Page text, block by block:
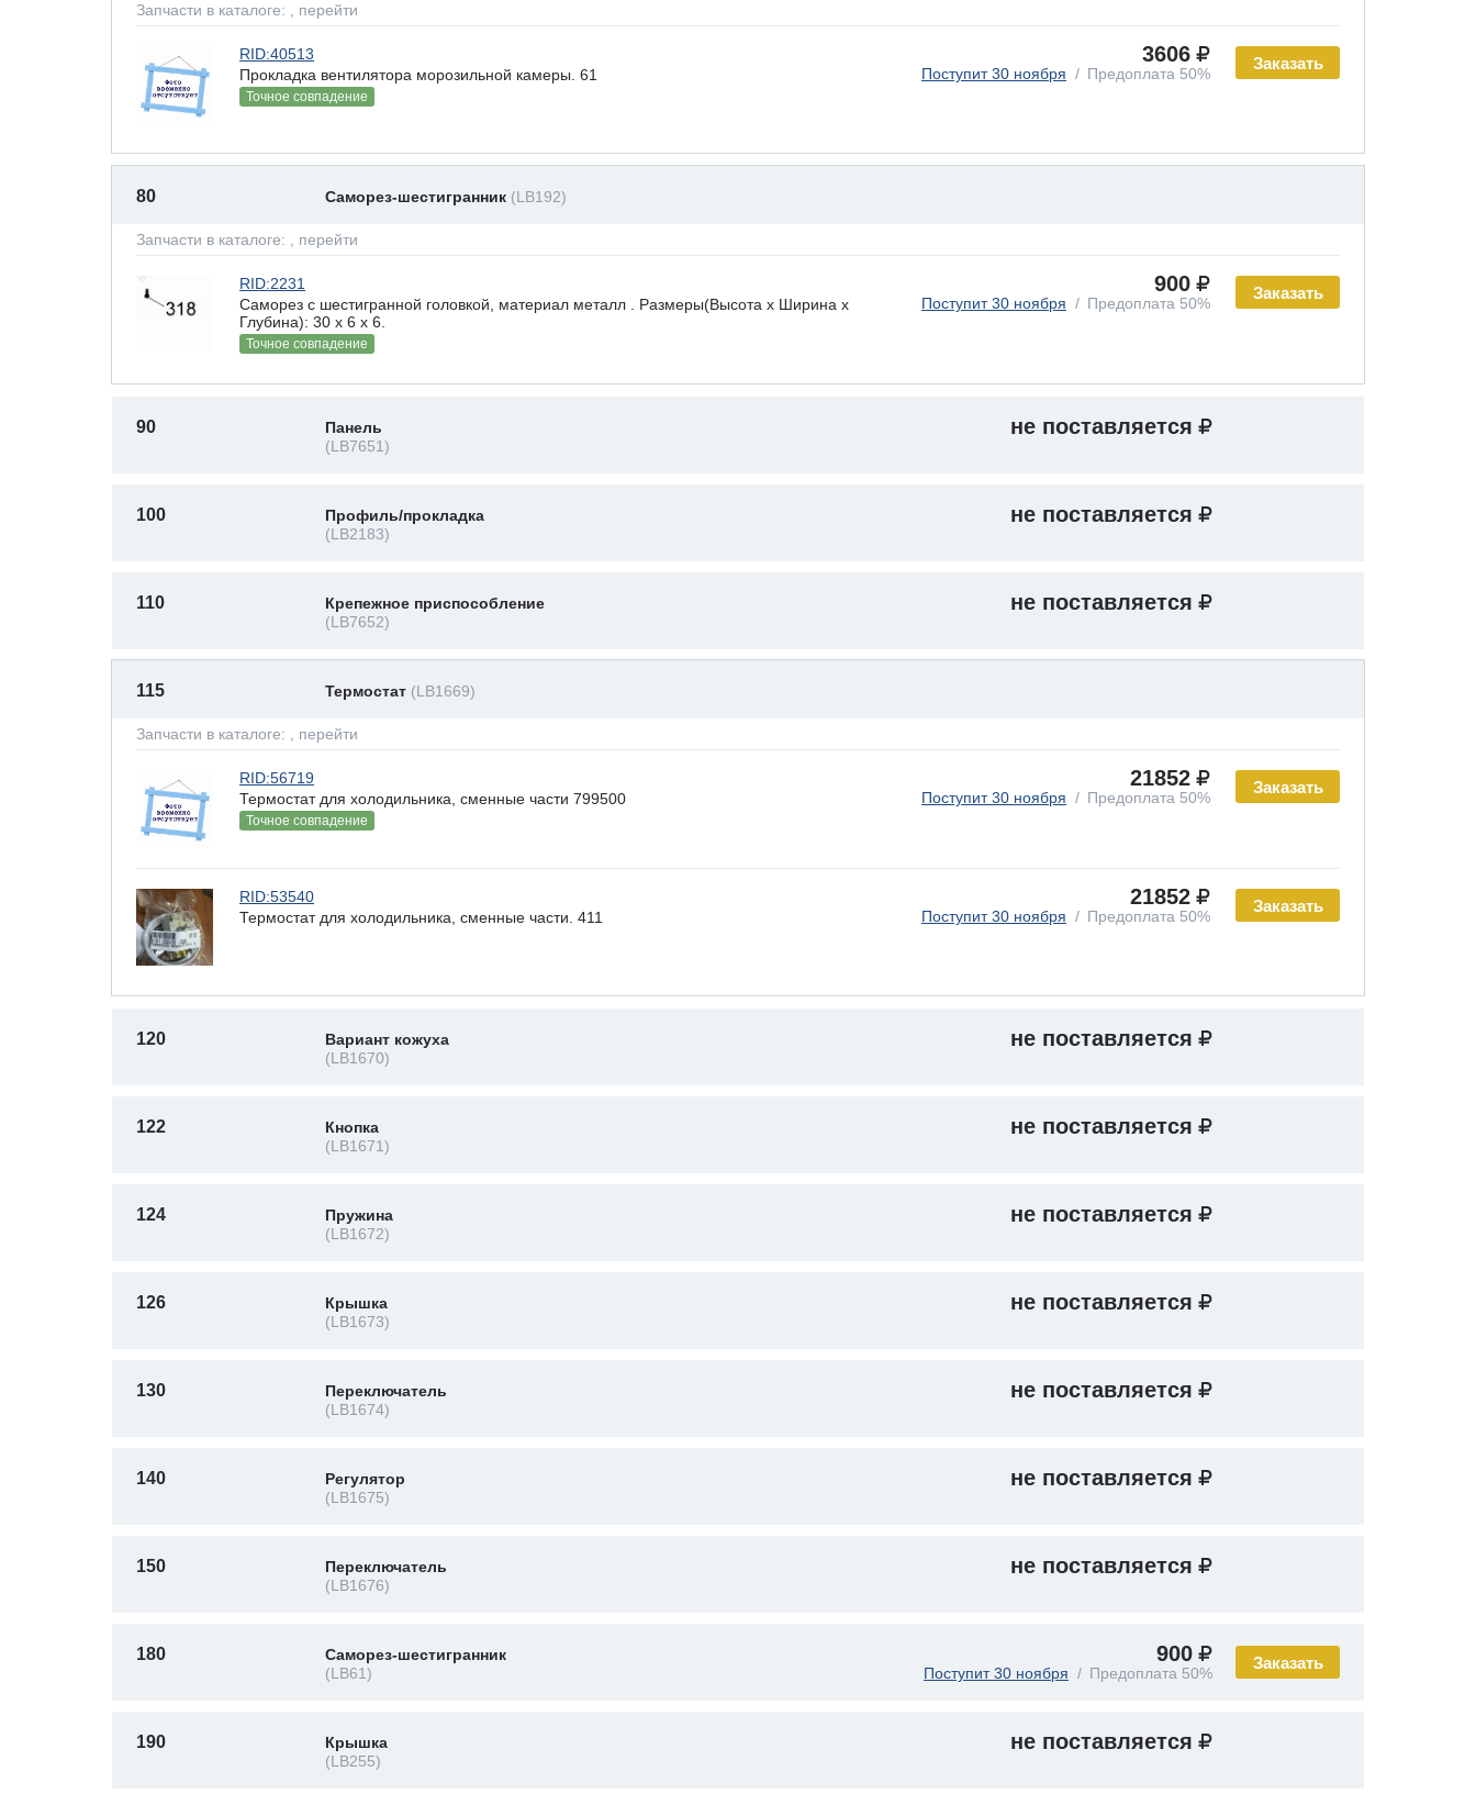
Запчасти в каталоге: , перейти
Заказать
RID:40513
Прокладка вентилятора морозильной камеры. 61
Точное совпадение
3606
Поступит 30 ноября Предоплата 50%
80 Саморез-шестигранник (LB192)
Запчасти в каталоге: , перейти
Заказать
RID:2231
Саморез с шестигранной головкой, материал металл . Размеры(Высота х Ширина х
Глубина): 30 x 6 х 6.
Точное совпадение
900
Поступит 30 ноября Предоплата 50%
90
Панель
(LB7651)
не поставляется
100
Профиль/прокладка
(LB2183)
не поставляется
110
Крепежное приспособление
(LB7652)
не поставляется
115 Термостат (LB1669)
Запчасти в каталоге: , перейти
Заказать
RID:56719
Термостат для холодильника, сменные части 799500
Точное совпадение
21852
Поступит 30 ноября Предоплата 50%
Заказать
RID:53540
Термостат для холодильника, сменные части. 411
21852
Поступит 30 ноября Предоплата 50%
120
Вариант кожуха
(LB1670)
не поставляется
122
Кнопка
(LB1671)
не поставляется
124
Пружина
(LB1672)
не поставляется
126
Крышка
(LB1673)
не поставляется
130
Переключатель
(LB1674)
не поставляется
140
Регулятор
(LB1675)
не поставляется
150
Переключатель
(LB1676)
не поставляется
Заказать
180
Саморез-шестигранник
(LB61)
900
Поступит 30 ноября Предоплата 50%
190
Крышка
(LB255)
не поставляется